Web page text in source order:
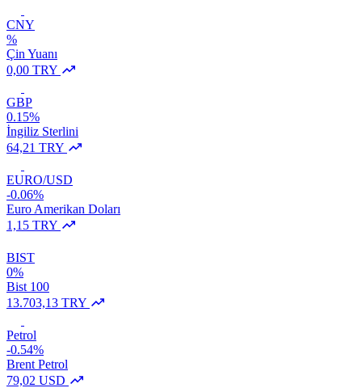
CNY
%
Çin Yuanı
0,00 TRY
GBP
0.15%
İngiliz Sterlini
64,21 TRY
EURO/USD
-0.06%
Euro Amerikan Doları
1,15 TRY
BIST
0%
Bist 100
13.703,13 TRY
Petrol
-0.54%
Brent Petrol
79,02 USD